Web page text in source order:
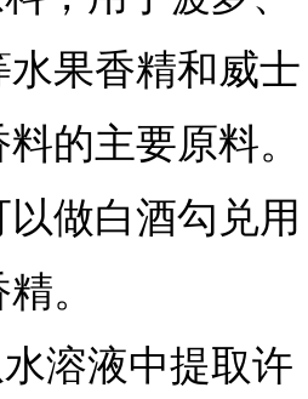
果香精和威士
的主要原料。
做白酒勾兑用
。
溶液中提取许